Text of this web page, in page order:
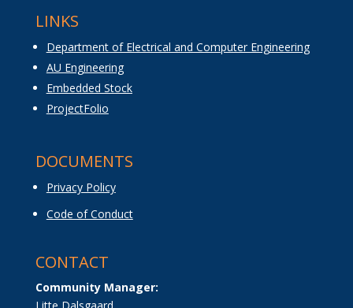
LINKS
Department of Electrical and Computer Engineering
AU Engineering
Embedded Stock
ProjectFolio
DOCUMENTS
Privacy Policy
Code of Conduct
CONTACT
Community Manager: